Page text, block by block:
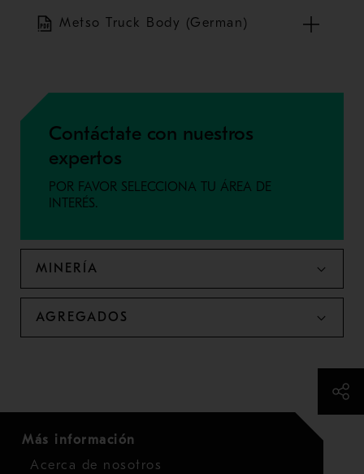
Metso Truck Body (German)
Contáctate con nuestros
expertos
POR FAVOR SELECCIONA TU ÁREA DE
INTERÉS.
MINERÍA
AGREGADOS
Más información
Acerca de nosotros